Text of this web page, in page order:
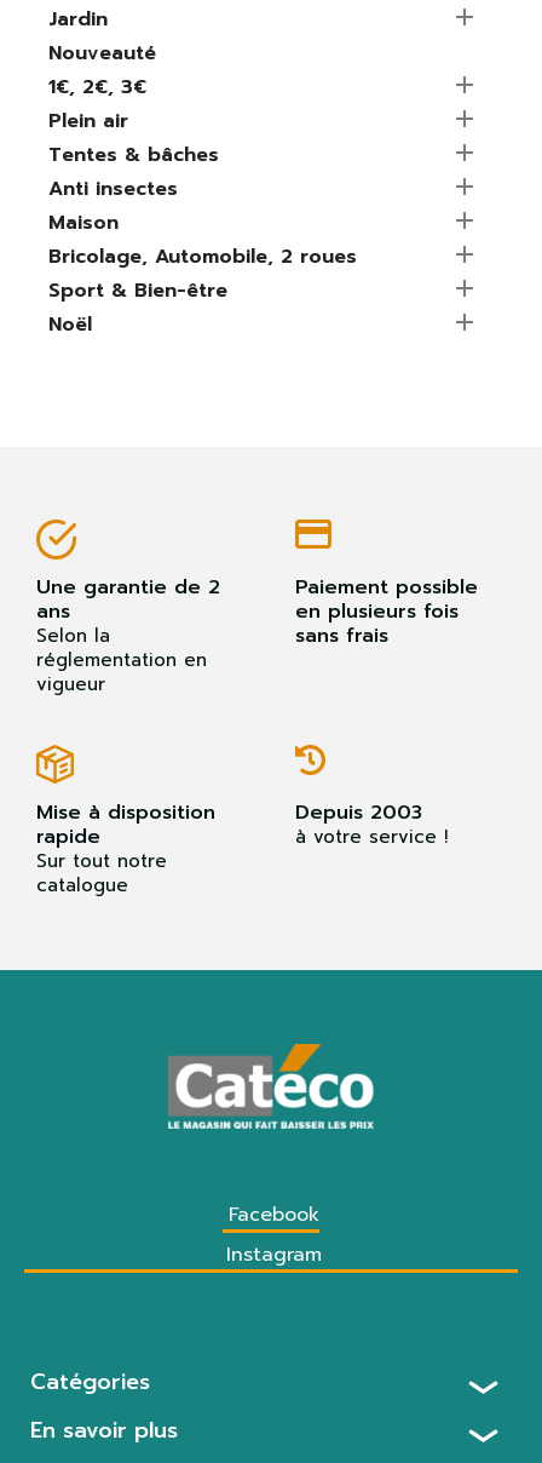
Jardin

Nouveauté
1€, 2€, 3€

Plein air

Tentes & bâches

Anti insectes

Maison

Bricolage, Automobile, 2 roues

Sport & Bien-être

Noël

Une garantie de 2
ans
Selon la
réglementation en
vigueur
Paiement possible
en plusieurs fois
sans frais
Mise à disposition
rapide
Sur tout notre
catalogue
Depuis 2003
à votre service !
Facebook
Instagram
Catégories
En savoir plus
produits dans votre liste de souhaits.